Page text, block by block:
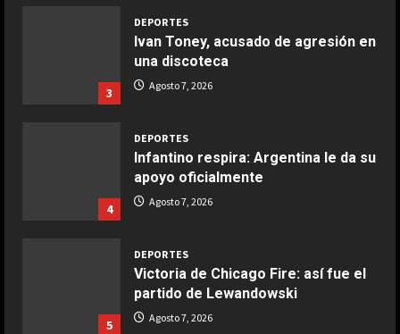
COCINA
aire
COCINA
Buñuelos de alcachofas
COCINA
Ternera guisada con senderuelas
3
DEPORTES
Ivan Toney, acusado de agresión en
una discoteca
Agosto 7, 2026
4
DEPORTES
Infantino respira: Argentina le da su
apoyo oficialmente
Agosto 7, 2026
5
DEPORTES
Victoria de Chicago Fire: así fue el
partido de Lewandowski
Agosto 7, 2026